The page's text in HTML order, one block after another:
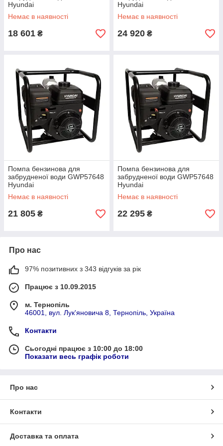
Hyundai
Немає в наявності
18 601 ₴
Hyundai
Немає в наявності
24 920 ₴
Помпа бензинова для
забрудненої води GWP57648
Hyundai
Немає в наявності
21 805 ₴
Помпа бензинова для
забрудненої води GWP57648
Hyundai
Немає в наявності
22 295 ₴
Про нас
97% позитивних з 343 відгуків за рік
Працює з 10.09.2015
м. Тернопіль
46001, вул. Лук'яновича 8, Тернопіль, Україна
Контакти
Сьогодні працює з 10:00 до 18:00
Показати весь графік роботи
Про нас
Контакти
Доставка та оплата